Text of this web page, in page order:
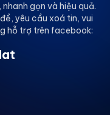
gọn và hiệu quả.
yêu cầu xoá tin, vui
hỗ trợ trên facebook: